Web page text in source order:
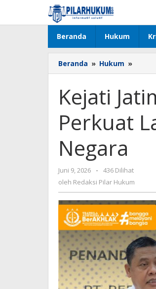
konten
Beranda Hukum
Beranda » Hukum »
Jatim
PTPN
I
Kejati
Perkuat
Negara
Juni 9, 2026
oleh
Redaksi
Hukum
-
436 Dilihat
oleh Redaksi Pilar Hukum